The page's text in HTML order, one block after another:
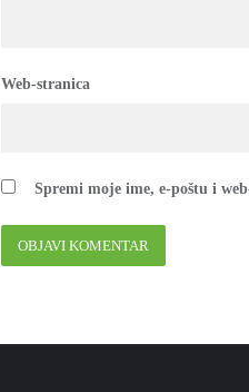
Web-stranica
Spremi moje ime, e-poštu i